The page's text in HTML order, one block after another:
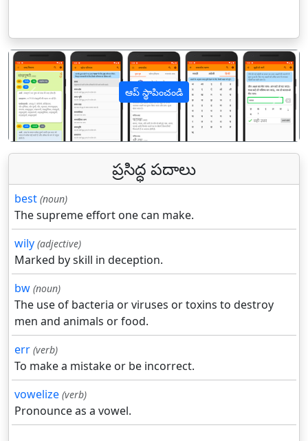
ఆప్ స్థాపించండి
पिछला
ప్రసిద్ధ పదాలు
best (noun)
The supreme effort one can make.
wily (adjective)
Marked by skill in deception.
bw (noun)
The use of bacteria or viruses or toxins to destroy
men and animals or food.
err (verb)
To make a mistake or be incorrect.
vowelize (verb)
Pronounce as a vowel.